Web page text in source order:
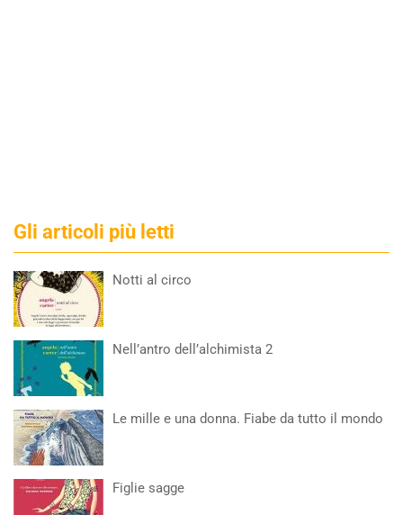
Gli articoli più letti
Notti al circo
Nell’antro dell’alchimista 2
Le mille e una donna. Fiabe da tutto il mondo
Figlie sagge